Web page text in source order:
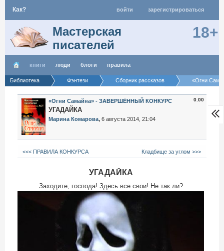
Как? войти зарегистрироваться
Мастерская
писателей
18+
книги люди блоги правила
Библиотека Фэнтези Сборник рассказов «Огни
«Огни Самайна» - ЗАВЕРШЁННЫЙ КОНКУРС
УГАДАЙКА
Марина Комарова, 6 августа 2014, 21:04
0.00
<<< ПРАВИЛА КОНКУРСА Кладбище за углом >>>
УГАДАЙКА
Заходите, господа! Здесь все свои! Не так ли?